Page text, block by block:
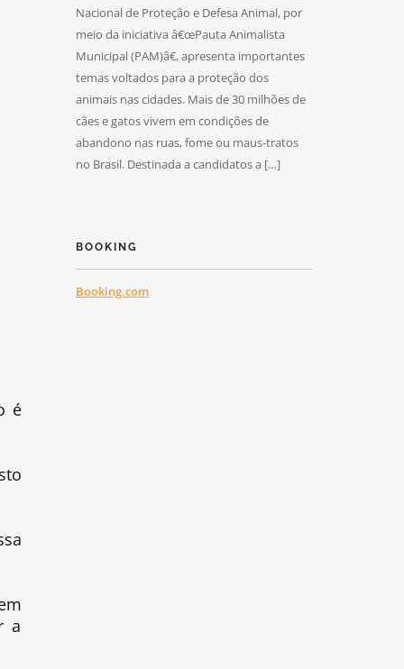
é
a
Nacional de Proteção e Defesa Animal, por
meio da iniciativa â€œPauta Animalista
Municipal (PAM)â€, apresenta importantes
temas voltados para a proteção dos
animais nas cidades. Mais de 30 milhões de
cães e gatos vivem em condições de
abandono nas ruas, fome ou maus-tratos
no Brasil. Destinada a candidatos a […]
BOOKING
Booking.com